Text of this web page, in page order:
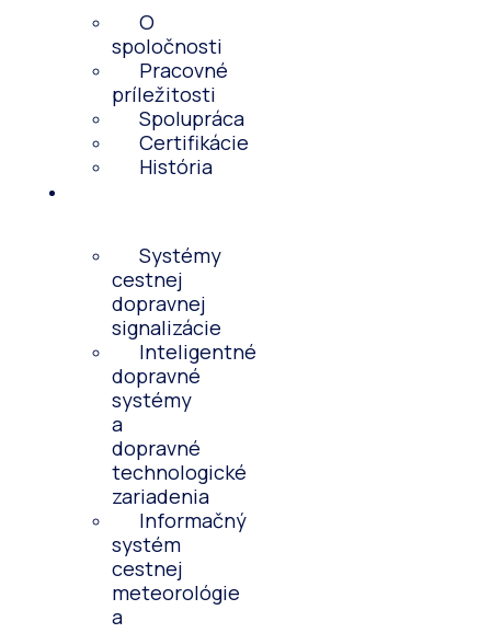
O
spoločnosti
Pracovné
príležitosti
Spolupráca
Certifikácie
História
Systémy
cestnej
dopravnej
signalizácie
Inteligentné
dopravné
systémy
a
dopravné
technologické
zariadenia
Informačný
systém
cestnej
meteorológie
a